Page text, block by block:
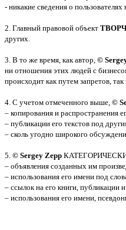
- никакие сведения о
2. Главный правовой объект
других.
3. В то же время, как автор, ©
ни отношения этих людей с
происходит как путем запретов,
4. С учетом отмеченного выше, ©
– копирования и распространения
– публикации его текстов под
– сколь угодно широкого
5. © Sergey Zepp
– объявления созданных им
– использования его имени под
– ссылок на его книги, публикации
– использования его имени,